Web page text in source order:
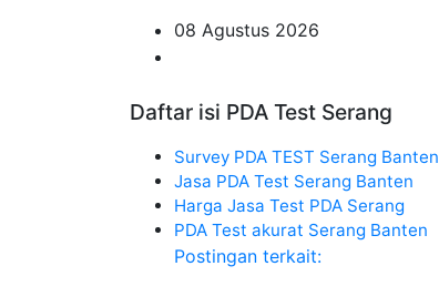
08 Agustus 2026
Daftar isi PDA Test Serang
Survey PDA TEST Serang Banten
Jasa PDA Test Serang Banten
Harga Jasa Test PDA Serang
PDA Test akurat Serang Banten
Postingan terkait: